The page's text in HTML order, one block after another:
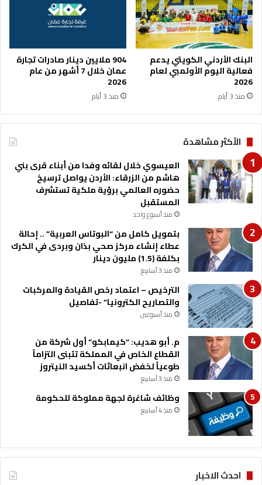
ل
أ
ج
ه
ز
ة
ا
ل
ه
ب
ا
ئ
ي
ة
ي
ف
ع
و
ا
ت
ي
ر
ا
ل
ك
ه
ر
ب
ا
ء
ش
ت
ا
ءً
ن
ر
و
ا
"
ف
ي
ح
ا
ش
ي
ج
ر
ا
ب
ا
ق
د
س
البنك الأردني الكويتي يدعم
فعالية اليوم الأولمبي لعام
2026
منذ 3 أيام
904 ملايين دينار صادرات تجارة
عمان خلال 7 أشهر من عام
2026
منذ 3 أيام
الأكثر مشاهدة
العيسوي خلال لقائه وفدا من أبناء قرى بني
هاشم من الزرقاء: الأردن يواصل ترسيخ
حضوره العالمي برؤية ملكية تستشرف
المستقبل
منذ أسبوع واحد
بتمويل كامل من “البوتاس العربية” .. إحالة
عطاء إنشاء مركز صحي بذان وبردى في الكرك
بكلفة (1.5) مليون دينار
منذ 3 أسابيع
الترخيص – اعتماد رخص القيادة والمركبات
والتصاريح الكترونيا” -تفاصيل
منذ أسبوعين
م. أبو هديب: “كيمابكو” أول شركة من
القطاع الخاص في المملكة تتبنى التزاماً
طوعياً لخفض انبعاثات أكسيد النيتروز
منذ 3 أسابيع
وظائف شاغرة لجهة مملوكة للحكومة
منذ 4 أسابيع
احدث الاخبار